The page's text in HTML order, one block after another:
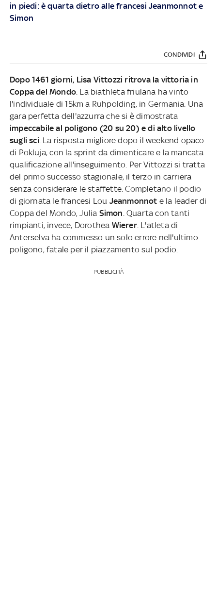
in piedi: è quarta dietro alle francesi Jeanmonnot e
Simon
CONDIVIDI
Dopo 1461 giorni, Lisa Vittozzi ritrova la vittoria in
Coppa del Mondo. La biathleta friulana ha vinto
l'individuale di 15km a Ruhpolding, in Germania. Una
gara perfetta dell'azzurra che si è dimostrata
impeccabile al poligono (20 su 20) e di alto livello
sugli sci . La risposta migliore dopo il weekend opaco
di Pokluja, con la sprint da dimenticare e la mancata
qualificazione all'inseguimento. Per Vittozzi si tratta
del primo successo stagionale, il terzo in carriera
senza considerare le staffette. Completano il podio
di giornata le francesi Lou Jeanmonnot e la leader di
Coppa del Mondo, Julia Simon . Quarta con tanti
rimpianti, invece, Dorothea Wierer. L'atleta di
Anterselva ha commesso un solo errore nell'ultimo
poligono, fatale per il piazzamento sul podio.
PUBBLICITÀ